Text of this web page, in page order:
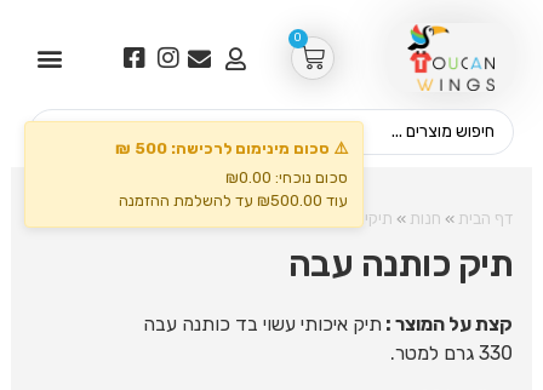
0
דף הבית » חנות » תיקים
תיק כותנה עבה
קצת על המוצר : תיק איכותי עשוי בד כותנה עבה
330 גרם למטר.
⚠️ סכום מינימום לרכישה: 500 ₪
סכום נוכחי: ₪0.00
עוד ₪500.00 עד להשלמת ההזמנה